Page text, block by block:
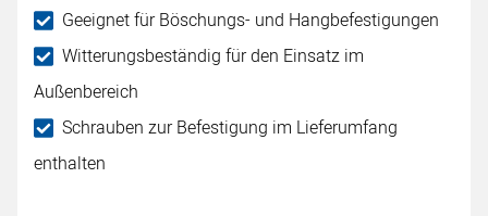
Geeignet für Böschungs- und Hangbefestigungen
Witterungsbeständig für den Einsatz im
Außenbereich
Schrauben zur Befestigung im Lieferumfang
enthalten